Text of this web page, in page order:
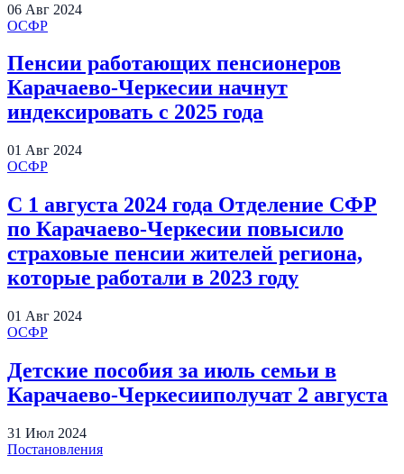
06 Авг 2024
ОСФР
Пенсии работающих пенсионеров
Карачаево-Черкесии начнут
индексировать с 2025 года
01 Авг 2024
ОСФР
С 1 августа 2024 года Отделение СФР
по Карачаево-Черкесии повысило
страховые пенсии жителей региона,
которые работали в 2023 году
01 Авг 2024
ОСФР
Детские пособия за июль семьи в
Карачаево-Черкесииполучат 2 августа
31 Июл 2024
Постановления